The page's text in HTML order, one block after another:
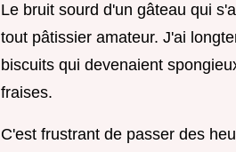
Le bruit sourd d'un gâteau qui
tout pâtissier amateur. J'ai
biscuits qui devenaient
fraises.
C'est frustrant de passer des